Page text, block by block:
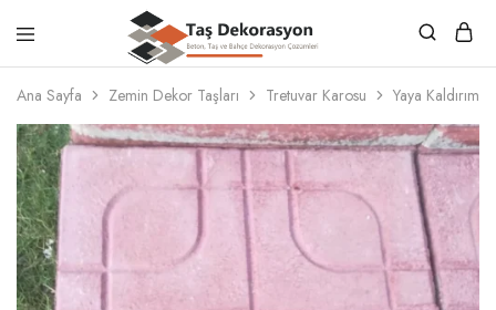
Taş
Dekorasyon
Beton,
Taş
Bahçe
Dekorasyon
Çözümleri
Ana Sayfa Zemin Dekor Taşları Tretuvar Karosu Yaya Kaldırım